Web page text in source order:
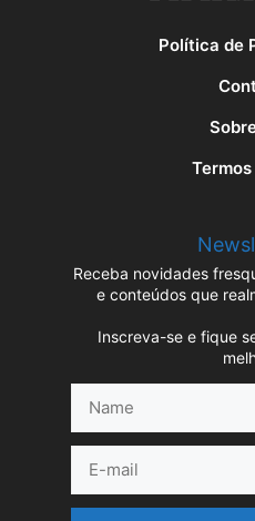
Política de
Receba novidades
e conteúdos que
Inscreva-se e fique
mail